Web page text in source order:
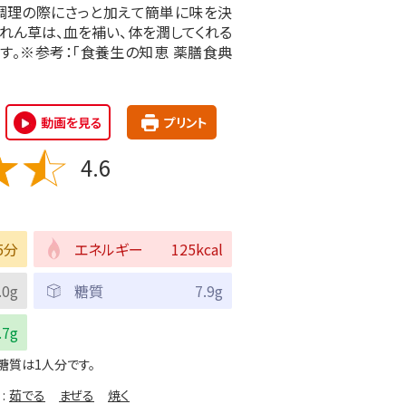
理の際にさっと加えて簡単に味を決
ん草は、血を補い、体を潤してくれる
。※参考：「食養生の知恵 薬膳食典
動画を見る プリント
4.6
エネルギー
125kcal
糖質
7.9g
質は1人分です。
茹でる
まぜる 焼く